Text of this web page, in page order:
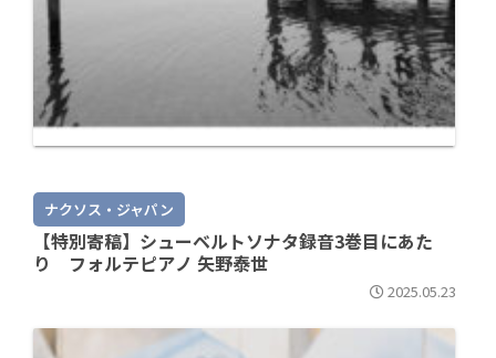
ナクソス・ジャパン
【特別寄稿】シューベルトソナタ録音3巻目にあた
り フォルテピアノ 矢野泰世
2025.05.23